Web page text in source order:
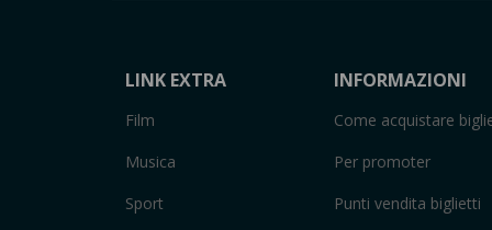
LINK EXTRA
Film
Musica
Sport
INFORMAZIONI
Come acquistare
Per promoter
Punti vendita biglietti